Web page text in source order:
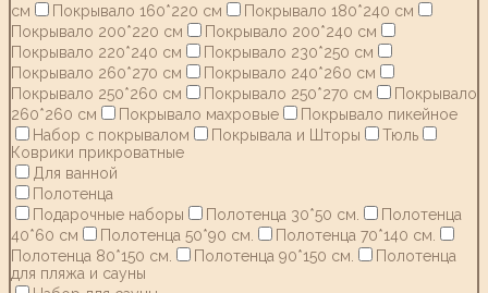
см
Покрывало 160*220 см
Покрывало 180*240 см
Покрывало 200*220 см
Покрывало 200*240 см
Покрывало 220*240 см
Покрывало 230*250 см
Покрывало 260*270 см
Покрывало 240*260 см
Покрывало 250*260 см
Покрывало 250*270 см
Покрывало
260*260 см
Покрывало махровые
Покрывало пикейное
Набор с покрывалом
Покрывала и Шторы
Тюль
Коврики прикроватные
Для ванной
Полотенца
Подарочные наборы
Полотенца 30*50 см.
Полотенца
40*60 см
Полотенца 50*90 см.
Полотенца 70*140 см.
Полотенца 80*150 см.
Полотенца 90*150 см.
Полотенца
для пляжа и сауны